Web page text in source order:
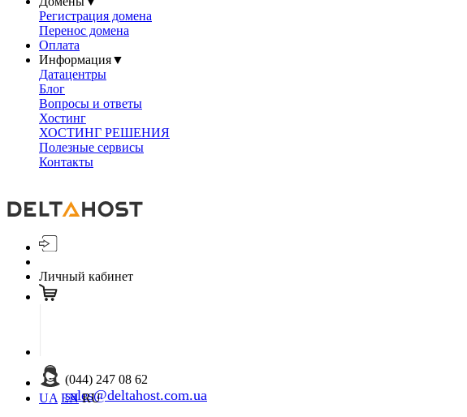
Регистрация домена
Перенос домена
Оплата
Информация▼
Датацентры
Блог
Вопросы и ответы
Хостинг
ХОСТИНГ РЕШЕНИЯ
Полезные сервисы
Контакты
Личный кабинет
(044) 247 08 62
sales@deltahost.com.ua
UA EN RU